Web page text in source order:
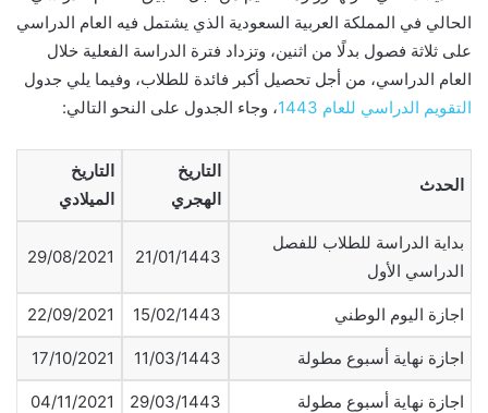
الحالي في المملكة العربية السعودية الذي يشتمل فيه العام الدراسي
على ثلاثة فصول بدلًا من اثنين، وتزداد فترة الدراسة الفعلية خلال
العام الدراسي، من أجل تحصيل أكبر فائدة للطلاب، وفيما يلي جدول
التقويم الدراسي للعام 1443
، وجاء الجدول على النحو التالي:
الحدث
التاريخ
الهجري
التاريخ
الميلادي
بداية الدراسة للطلاب للفصل
الدراسي الأول
21/01/1443
29/08/2021
اجازة اليوم الوطني 15/02/1443
22/09/2021
اجازة نهاية أسبوع مطولة 11/03/1443
17/10/2021
اجازة نهاية أسبوع مطولة 29/03/1443
04/11/2021